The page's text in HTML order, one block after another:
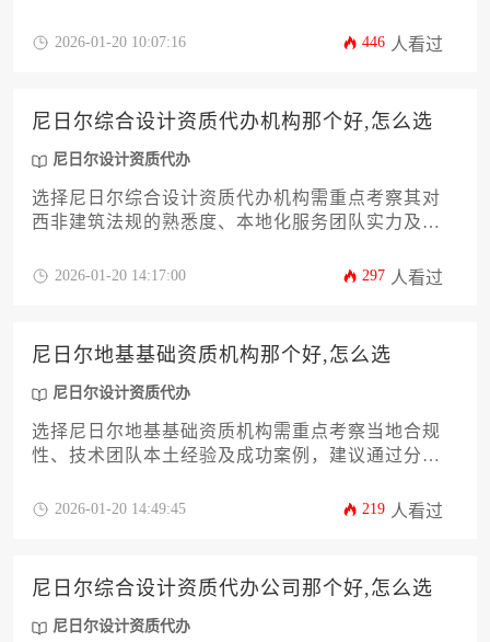
队配置和客户评价来做出决策。
2026-01-20 10:07:16 446 人看过
尼日尔综合设计资质代办机构那个好,怎么选
尼日尔设计资质代办
选择尼日尔综合设计资质代办机构需重点考察其对
西非建筑法规的熟悉度、本地化服务团队实力及跨
记录，能针对性解决设计资质申报中的文化适应性
进行决策。
2026-01-20 14:17:00 297 人看过
尼日尔地基基础资质机构那个好,怎么选
尼日尔设计资质代办
选择尼日尔地基基础资质机构需重点考察当地合规
性、技术团队本土经验及成功案例，建议通过分阶
配最适合的服务商。若涉及特殊设计需求，可同步
2026-01-20 14:49:45 219 人看过
尼日尔综合设计资质代办公司那个好,怎么选
尼日尔设计资质代办